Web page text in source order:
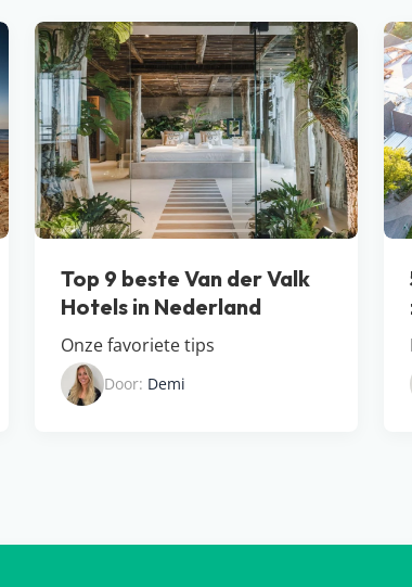
Top 9 beste Van der Valk
Hotel​s in Nederland
Onze favoriete tips
Door: Demi